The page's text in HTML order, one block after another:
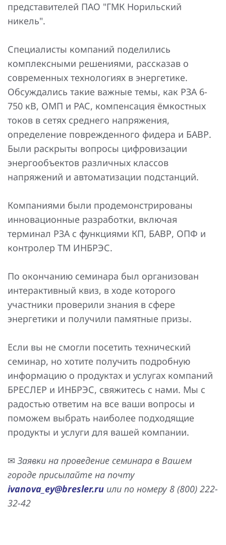
Повышение надежности электроснабжения
Шкафы РЗА 110-220 кВ
Сбор и анализ информации об аварийных событиях
Оборудование компенсации емкостных токов
Определение поврежденного фидера
Промышленная автоматизация
представителей ПАО "ГМК Норильский
никель".
Специалисты компаний поделились
комплексными решениями, рассказав о
современных технологиях в энергетике.
Обсуждались такие важные темы, как РЗА 6-
750 кВ, ОМП и РАС, компенсация ёмкостных
токов в сетях среднего напряжения,
определение поврежденного фидера и БАВР.
Были раскрыты вопросы цифровизации
энергообъектов различных классов
напряжений и автоматизации подстанций.
Компаниями были продемонстрированы
инновационные разработки, включая
терминал РЗА с функциями КП, БАВР, ОПФ и
контролер ТМ ИНБРЭС.
По окончанию семинара был организован
интерактивный квиз, в ходе которого
участники проверили знания в сфере
энергетики и получили памятные призы.
Если вы не смогли посетить технический
семинар, но хотите получить подробную
информацию о продуктах и услугах компаний
БРЕСЛЕР и ИНБРЭС, свяжитесь с нами. Мы с
радостью ответим на все ваши вопросы и
поможем выбрать наиболее подходящие
продукты и услуги для вашей компании.
✉ Заявки на проведение семинара в Вашем
городе присылайте на почту
ivanova_ey@bresler.ru или по номеру 8 (800) 222-
32-42